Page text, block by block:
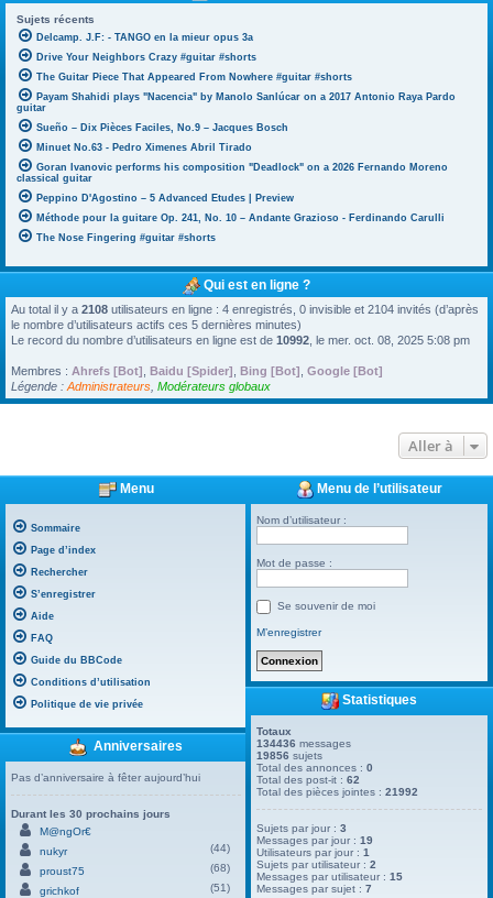
Sujets récents
Delcamp. J.F: - TANGO en la mieur opus 3a
Drive Your Neighbors Crazy #guitar #shorts
The Guitar Piece That Appeared From Nowhere #guitar #shorts
Payam Shahidi plays "Nacencia" by Manolo Sanlúcar on a 2017 Antonio Raya Pardo
guitar
Sueño – Dix Pièces Faciles, No.9 – Jacques Bosch
Minuet No.63 - Pedro Ximenes Abril Tirado
Goran Ivanovic performs his composition "Deadlock" on a 2026 Fernando Moreno
classical guitar
Peppino D'Agostino – 5 Advanced Etudes | Preview
Méthode pour la guitare Op. 241, No. 10 – Andante Grazioso - Ferdinando Carulli
The Nose Fingering #guitar #shorts
Qui est en ligne ?
Au total il y a 2108 utilisateurs en ligne : 4 enregistrés, 0 invisible et 2104 invités (d’après
le nombre d’utilisateurs actifs ces 5 dernières minutes)
Le record du nombre d’utilisateurs en ligne est de 10992 , le mer. oct. 08, 2025 5:08 pm
Membres : Ahrefs [Bot] Baidu [Spider] Bing [Bot] Google [Bot]
Légende : Administrateurs Modérateurs globaux
Aller à
Menu
Sommaire
Page d’index
Rechercher
S’enregistrer
Aide
FAQ
Guide du BBCode
Conditions d’utilisation
Politique de vie privée
Anniversaires
Pas d’anniversaire à fêter aujourd’hui
Durant les 30 prochains jours
M@ngOr€
nukyr
(44)
proust75
(68)
grichkof
(51)
Menu de l’utilisateur
Nom d’utilisateur :
Mot de passe :
Se souvenir de moi
M’enregistrer
Statistiques
Totaux
134436 messages
19856 sujets
Total des annonces :0
Total des post-it :62
Total des pièces jointes :21992
Sujets par jour :3
Messages par jour :19
Utilisateurs par jour :1
Sujets par utilisateur :2
Messages par utilisateur :15
Messages par sujet :7